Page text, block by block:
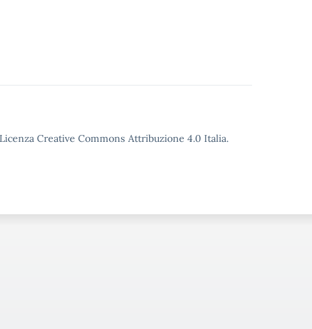
Creative Commons Attribuzione 4.0 Italia.